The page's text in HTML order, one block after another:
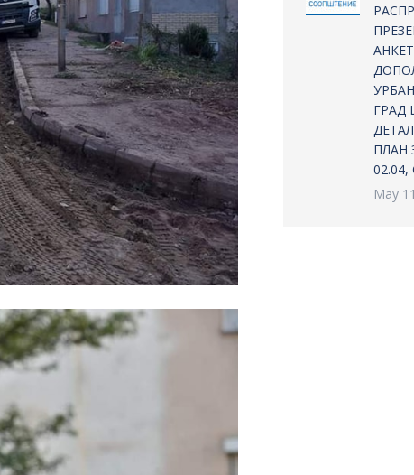
ГРАД
ПЛАН
May